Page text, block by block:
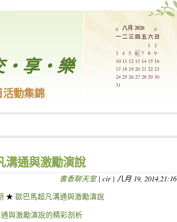
‧享‧樂
活動集錦
« 八月 2026
»
一二三 四五六 日
1
2
3
4 5 6 7 8
9
10 11 12 13 14 15 16
17 18 19 20 21 22 23
24 25 26 27 28 29 30
31
溝通與激勵演說
書香聊天室| cir | 八月 19, 2014,21:16
★ 歐巴馬超凡溝通與激勵演說
與激勵演說的精彩剖析